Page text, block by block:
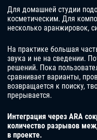
Для домашней студии
косметическим. Для
несколько аранжировок,
На практике большая
звука и не на сведении.
решений. Пока
сравнивает варианты,
возвращается к поиску,
прерывается.
Интеграция через ARA
количество разрывов
в проекте.